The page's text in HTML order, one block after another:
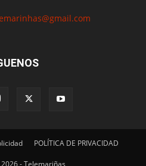
POLÍTICA DE PRIVACIDAD